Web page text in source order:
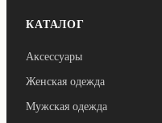
КАТАЛОГ
Аксессуары
Женская одежда
Мужская одежда